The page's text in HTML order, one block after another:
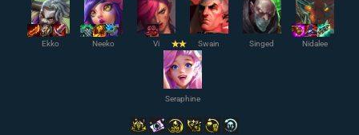
Ekko Neeko Vi Swain Singed Nidalee
✭✭
Seraphine